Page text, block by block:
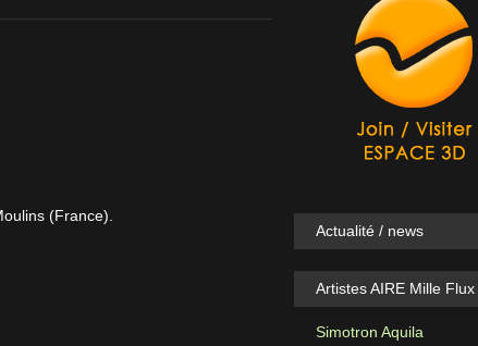
(France).
Actualité / news
Artistes AIRE Mille Flux
Simotron Aquila